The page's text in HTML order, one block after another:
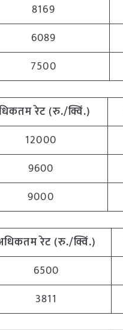
8169
6089
7500
रेट (रु./क्विं.)
12000
9600
9000
रेट (रु./क्विं.)
6500
3811